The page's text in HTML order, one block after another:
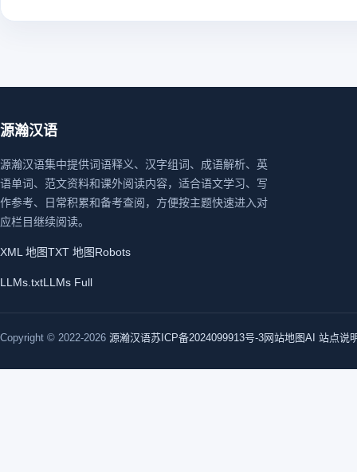
源瀚汉语
源瀚汉语集中提供词语释义、汉字组词、成语解析、英
语单词、范文资料和课外阅读内容，适合语文学习、写
作参考、日常积累和备考查阅，方便按主题快速进入对
应栏目继续阅读。
XML 地图TXT 地图Robots
LLMs.txtLLMs Full
Copyright © 2022-2026 源瀚汉语苏ICP备2024099913号-3网站地图AI 站点说